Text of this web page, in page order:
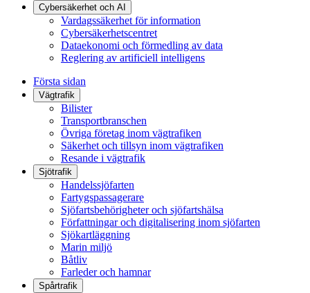
Cybersäkerhet och AI
Vardagssäkerhet för information
Cybersäkerhetscentret
Dataekonomi och förmedling av data
Reglering av artificiell intelligens
Första sidan
Vägtrafik
Bilister
Transportbranschen
Övriga företag inom vägtrafiken
Säkerhet och tillsyn inom vägtrafiken
Resande i vägtrafik
Sjötrafik
Handelssjöfarten
Fartygspassagerare
Sjöfartsbehörigheter och sjöfartshälsa
Författningar och digitalisering inom sjöfarten
Sjökartläggning
Marin miljö
Båtliv
Farleder och hamnar
Spårtrafik